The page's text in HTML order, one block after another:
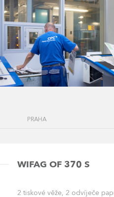
PRAHA
WIFAG OF 370 S
2 tiskové věže, 2 odvíječe